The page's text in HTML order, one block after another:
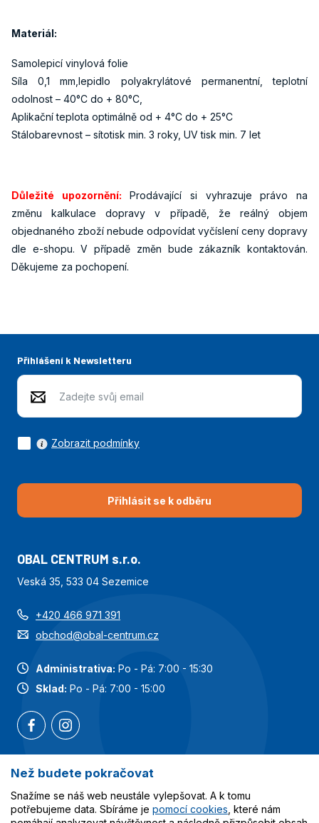
Materiál:
Samolepicí vinylová folie
Síla 0,1 mm,lepidlo polyakrylátové permanentní, teplotní
odolnost – 40°C do + 80°C,
Aplikační teplota optimálně od + 4°C do + 25°C
Stálobarevnost – sítotisk min. 3 roky, UV tisk min. 7 let
Důležité upozornění: Prodávající si vyhrazuje právo na
změnu kalkulace dopravy v případě, že reálný objem
objednaného zboží nebude odpovídat vyčíslení ceny dopravy
dle e-shopu. V případě změn bude zákazník kontaktován.
Děkujeme za pochopení.
Přihlášení k Newsletteru
Přihlásit se k odběru
Zobrazit podmínky
OBAL CENTRUM s.r.o.
Veská 35, 533 04 Sezemice
+420 466 971 391
obchod@obal-centrum.cz
Administrativa: Po - Pá: 7:00 - 15:30
Sklad: Po - Pá: 7:00 - 15:00
Nejoblíbenější kategorie
Než budete pokračovat
Snažíme se náš web neustále vylepšovat. A k tomu
potřebujeme data. Sbíráme je pomocí cookies , které nám